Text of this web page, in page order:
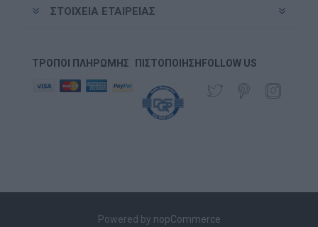
ΣΤΟΙΧΕΊΑ ΕΤΑΙΡΕΊΑΣ
ΤΡΌΠΟΙ ΠΛΗΡΩΜΉΣ ΠΙΣΤΟΠΟΊΗΣΗ FOLLOW US
Powered by nopCommerce